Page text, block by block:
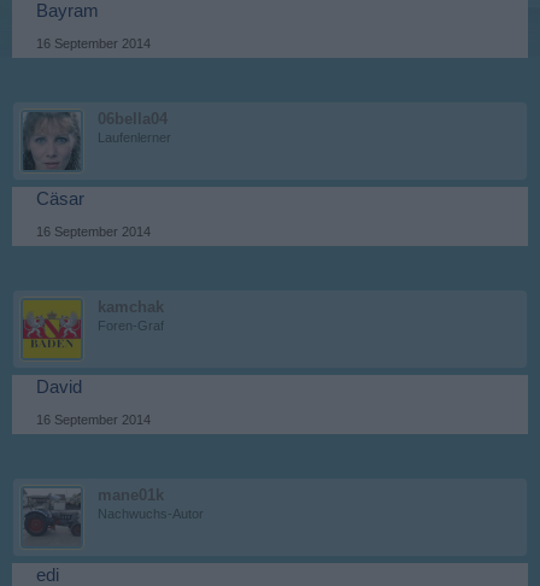
Bayram
16 September 2014
06bella04
Laufenlerner
Cäsar
16 September 2014
kamchak
Foren-Graf
David
16 September 2014
mane01k
Nachwuchs-Autor
edi